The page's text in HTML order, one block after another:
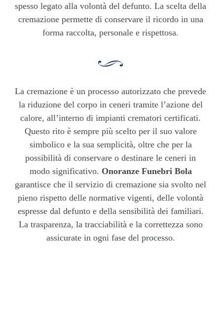
spesso legato alla volontà del defunto. La scelta della
cremazione permette di conservare il ricordo in una
forma raccolta, personale e rispettosa.
La cremazione è un processo autorizzato che prevede
la riduzione del corpo in ceneri tramite l’azione del
calore, all’interno di impianti crematori certificati.
Questo rito è sempre più scelto per il suo valore
simbolico e la sua semplicità, oltre che per la
possibilità di conservare o destinare le ceneri in
modo significativo. Onoranze Funebri Bola
garantisce che il servizio di cremazione sia svolto nel
pieno rispetto delle normative vigenti, delle volontà
espresse dal defunto e della sensibilità dei familiari.
La trasparenza, la tracciabilità e la correttezza sono
assicurate in ogni fase del processo.